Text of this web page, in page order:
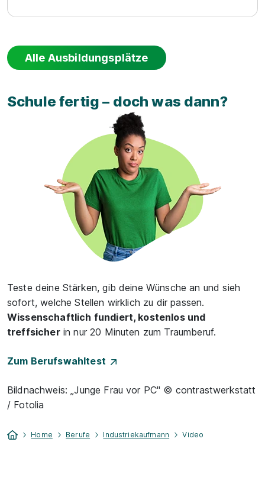
Alle Ausbildungsplätze
Schule fertig – doch was dann?
Teste deine Stärken, gib deine Wünsche an und sieh
sofort, welche Stellen wirklich zu dir passen.
Wissenschaftlich fundiert, kostenlos und
treffsicherin nur 20 Minuten zum Traumberuf.
Zum Berufswahltest
Bildnachweis: „Junge Frau vor PC" © contrastwerkstatt
/ Fotolia
Home Berufe Industriekaufmann Video